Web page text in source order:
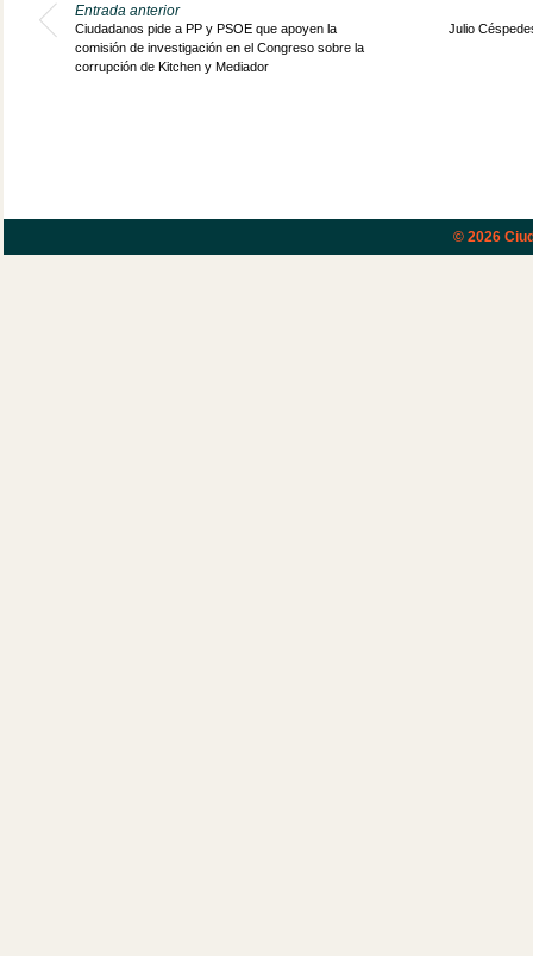
Entrada anterior
Ciudadanos pide a PP y PSOE que apoyen la
comisión de investigación en el Congreso sobre la
corrupción de Kitchen y Mediador
Julio
© 2026